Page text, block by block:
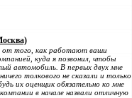
от того, как работают ваши
куда я позвонил, чтобы
автомобиль. В первых двух мне
толкового не сказали и только
их оценщик обязательно ко мне
в начале назвали отличную